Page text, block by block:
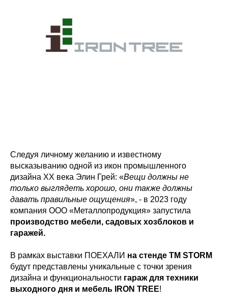
Следуя личному желанию и известному
высказыванию одной из икон промышленного
дизайна XX века Элин Грей: «Вещи должны не
только выглядеть хорошо, они также должны
давать правильные ощущения», - в 2023 году
компания ООО «Металлопродукция» запустила
производство мебели, садовых хозблоков и
гаражей.
В рамках выставки ПОЕХАЛИ на стенде ТМ STORM
будут представлены уникальные с точки зрения
дизайна и функциональности гараж для техники
выходного дня и мебель IRON TREE!